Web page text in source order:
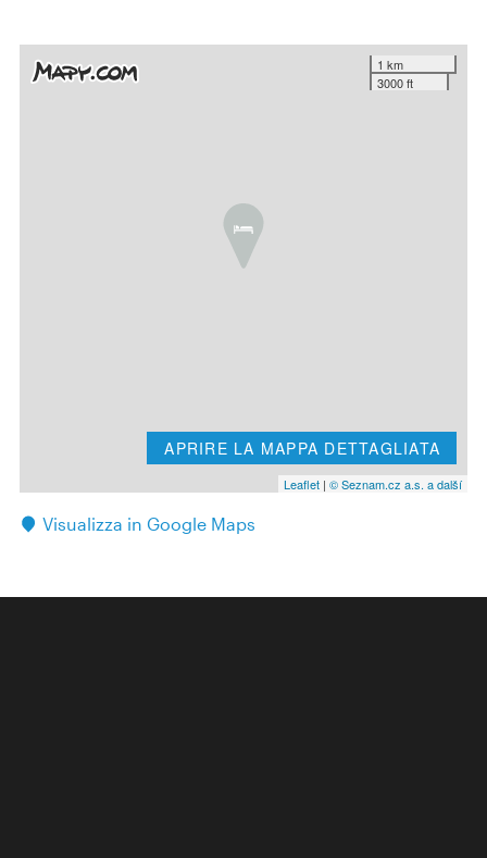
1 km
3000 ft
APRIRE LA MAPPA DETTAGLIATA
Leaflet | © Seznam.cz a.s. a další
Visualizza in Google Maps